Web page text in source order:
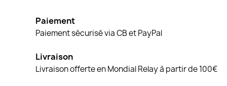
Paiement
Paiement sécurisé via CB et PayPal
Livraison
Livraison offerte en Mondial Relay à partir de 100€